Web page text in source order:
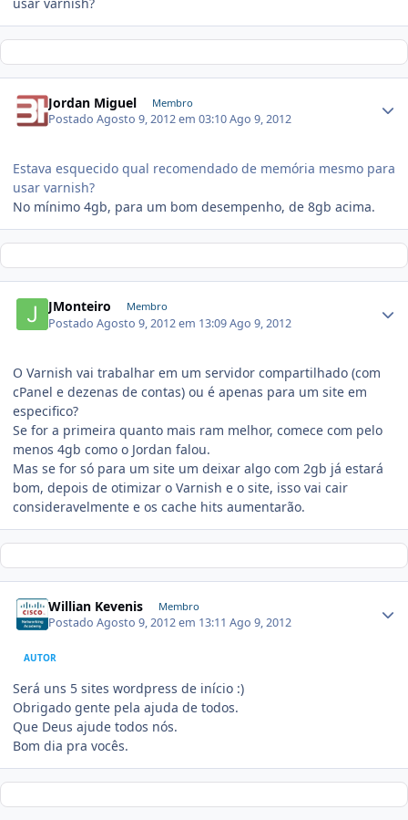
Jordan Miguel Membro
PostadoAgosto 9, 2012 em 03:10Ago 9, 2012
Estava esquecido qual recomendado de memória mesmo para
usar varnish?
No mínimo 4gb, para um bom desempenho, de 8gb acima.
JMonteiro Membro
PostadoAgosto 9, 2012 em 13:09Ago 9, 2012
O Varnish vai trabalhar em um servidor compartilhado (com
cPanel e dezenas de contas) ou é apenas para um site em
especifico?
Se for a primeira quanto mais ram melhor, comece com pelo
menos 4gb como o Jordan falou.
Mas se for só para um site um deixar algo com 2gb já estará
bom, depois de otimizar o Varnish e o site, isso vai cair
consideravelmente e os cache hits aumentarão.
Willian Kevenis Membro
PostadoAgosto 9, 2012 em 13:11Ago 9, 2012
AUTOR
Será uns 5 sites wordpress de início :)
Obrigado gente pela ajuda de todos.
Que Deus ajude todos nós.
Bom dia pra vocês.